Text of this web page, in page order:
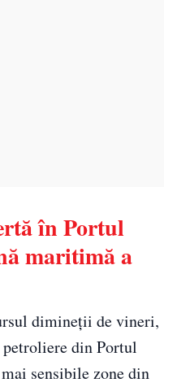
în Portul
maritimă a
dimineții de vineri,
din Portul
sensibile zone din